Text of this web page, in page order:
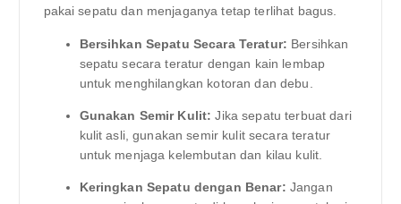
pakai sepatu dan menjaganya tetap terlihat bagus.
Bersihkan Sepatu Secara Teratur: Bersihkan
sepatu secara teratur dengan kain lembap
untuk menghilangkan kotoran dan debu.
Gunakan Semir Kulit: Jika sepatu terbuat dari
kulit asli, gunakan semir kulit secara teratur
untuk menjaga kelembutan dan kilau kulit.
Keringkan Sepatu dengan Benar: Jangan